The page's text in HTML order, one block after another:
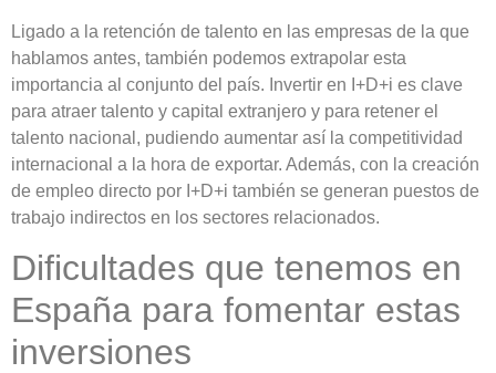
Ligado a la retención de talento en las empresas de la que
hablamos antes, también podemos extrapolar esta
importancia al conjunto del país. Invertir en I+D+i es clave
para atraer talento y capital extranjero y para retener el
talento nacional, pudiendo aumentar así la competitividad
internacional a la hora de exportar. Además, con la creación
de empleo directo por I+D+i también se generan puestos de
trabajo indirectos en los sectores relacionados.
Dificultades que tenemos en
España para fomentar estas
inversiones